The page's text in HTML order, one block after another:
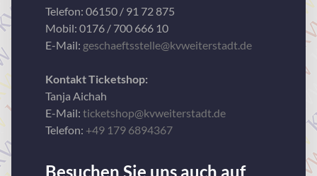
Telefon: 06150 / 91 72 875
Mobil: 0176 / 700 666 10
E-Mail: geschaeftsstelle@kvweiterstadt.de
Kontakt Ticketshop:
Tanja Aichah
E-Mail: ticketshop@kvweiterstadt.de
Telefon: +49 179 6894367
Besuchen Sie uns auch auf